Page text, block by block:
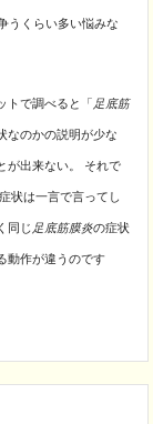
うくらい多い悩みな
トで調べると「 足底筋
なのかの説明が少な
が出来ない。 それで
状は一言で言ってし
同じ 足底筋膜炎の症状
動作が違うのです